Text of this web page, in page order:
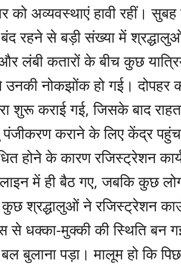
को अव्यवस्थाएं हावी रहीं।
रहने से बड़ी संख्या में
लंबी कतारों के बीच कुछ
नोकझोंक हो गई। दोपहर
शुरू कराई गई, जिसके बाद
पंजीकरण कराने के लिए केंद्र
होने के कारण रजिस्ट्रेशन
में ही बैठ गए, जबकि कुछ
कुछ श्रद्धालुओं ने रजिस्ट्रेशन
से धक्का-मुक्की की स्थिति बन
बुलाना पड़ा। मालूम हो कि